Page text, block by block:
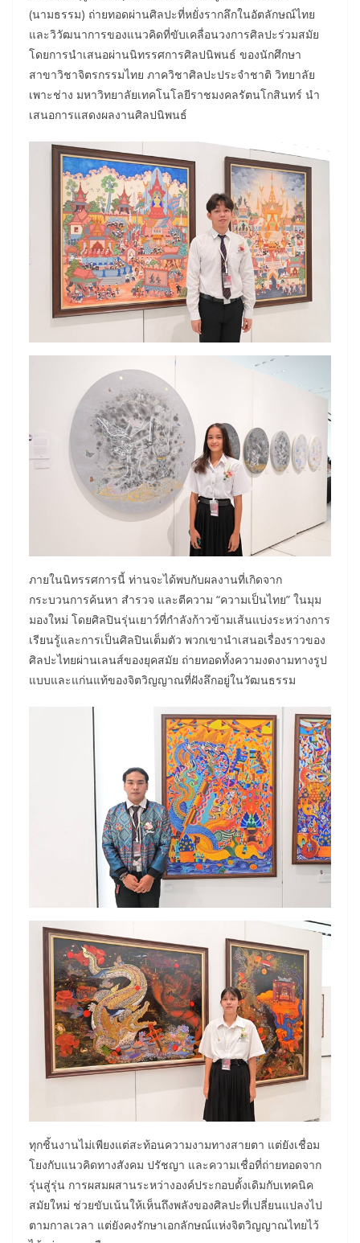
(นามธรรม) ถ่ายทอดผ่านศิลปะที่หยั่งรากลึกในอัตลักษณ์ไทย
และวิวัฒนาการของแนวคิดที่ขับเคลื่อนวงการศิลปะร่วมสมัย
โดยการนำเสนอผ่านนิทรรศการศิลปนิพนธ์ ของนักศึกษา
สาขาวิชาจิตรกรรมไทย ภาควิชาศิลปะประจำชาติ วิทยาลัย
เพาะช่าง มหาวิทยาลัยเทคโนโลยีราชมงคลรัตนโกสินทร์ นำ
เสนอการแสดงผลงานศิลปนิพนธ์
ภายในนิทรรศการนี้ ท่านจะได้พบกับผลงานที่เกิดจาก
กระบวนการค้นหา สำรวจ และตีความ “ความเป็นไทย” ในมุม
มองใหม่ โดยศิลปินรุ่นเยาว์ที่กำลังก้าวข้ามเส้นแบ่งระหว่างการ
เรียนรู้และการเป็นศิลปินเต็มตัว พวกเขานำเสนอเรื่องราวของ
ศิลปะไทยผ่านเลนส์ของยุคสมัย ถ่ายทอดทั้งความงดงามทางรูป
แบบและแก่นแท้ของจิตวิญญาณที่ฝังลึกอยู่ในวัฒนธรรม
ทุกชิ้นงานไม่เพียงแต่สะท้อนความงามทางสายตา แต่ยังเชื่อม
โยงกับแนวคิดทางสังคม ปรัชญา และความเชื่อที่ถ่ายทอดจาก
รุ่นสู่รุ่น การผสมผสานระหว่างองค์ประกอบดั้งเดิมกับเทคนิค
สมัยใหม่ ช่วยขับเน้นให้เห็นถึงพลังของศิลปะที่เปลี่ยนแปลงไป
ตามกาลเวลา แต่ยังคงรักษาเอกลักษณ์แห่งจิตวิญญาณไทยไว้